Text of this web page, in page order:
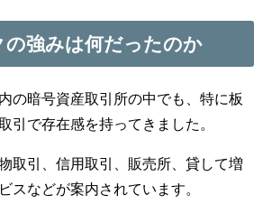
の強みは何だったのか
の暗号資産取引所の中でも、特に板
引で存在感を持ってきました。
取引、信用取引、販売所、貸して増
スなどが案内されています。